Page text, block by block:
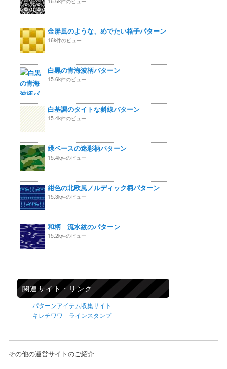
金屏風のような、めでたい格子パターン
16k件のビュー
白黒の青海波柄パターン
15.6k件のビュー
白基調のタイトな斜線パターン
15.4k件のビュー
緑ベースの迷彩柄パターン
15.4k件のビュー
紺色の北欧風ノルディック柄パターン
15.3k件のビュー
和柄 流水紋のパターン
15.2k件のビュー
関連サイト・リンク
パターンアイテム収集サイト
キレチワワ ラインスタンプ
その他の運営サイトのご紹介